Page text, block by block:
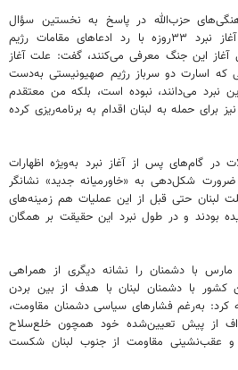
حزب‌الله در پاسخ به نخستین سؤال
خبرنگار تسنیم در مورد دلایل آغاز نبرد ۳۳روزه با رد ادعاهای مقامات رژیم
آغاز این جنگ معرفی می‌کنند، گفت: علت آغاز
که اسارت دو سرباز رژیم صهیونیستی به‌دست
نبرد می‌دانند، نبوده است، بلکه من معتقدم
برای حمله به لبنان اقدام به برنامه‌ریزی کرده
در گام‌های پس از آغاز نبرد به‌ویژه اظهارات
ضرورت شکل‌دهی به «خاورمیانه جدید» نشانگر
لبنان حتی قبل از این عملیات هم زمینه‌های
بودند و در طول نبرد این حقیقت بر همگان
وی دیدارهای رهبران جریان ۱۴ مارس با دشمنان را نشانه دیگری از همراهی
با دشمنان لبنان با هدف از بین بردن
کرد: به‌رغم فشارهای سیاسی دشمنان مقاومت،
از پیش تعیین‌شده خود همچون خلع‌سلاح
و عقب‌نشینی مقاومت از جنوب لبنان شکست